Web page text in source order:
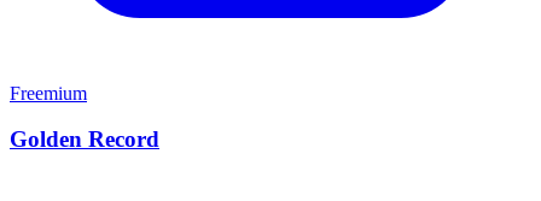
Freemium
Golden Record